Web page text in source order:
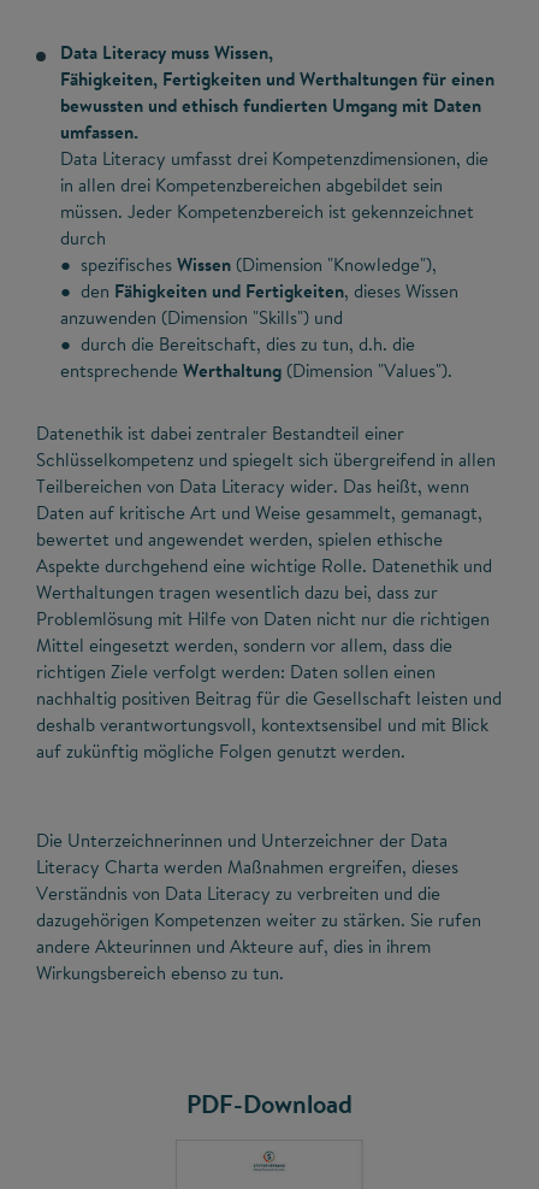
Data Literacy muss Wissen,
Fähigkeiten, Fertigkeiten und Werthaltungen für einen
bewussten und ethisch fundierten Umgang mit Daten
umfassen.
Data Literacy umfasst drei Kompetenzdimensionen, die
in allen drei Kompetenzbereichen abgebildet sein
müssen. Jeder Kompetenzbereich ist gekennzeichnet
durch
● spezifischesWissen (Dimension "Knowledge"),
● den Fähigkeiten und Fertigkeiten, dieses Wissen
anzuwenden (Dimension "Skills") und
● durch die Bereitschaft, dies zu tun, d.h. die
entsprechende Werthaltung (Dimension "Values").
Datenethik ist dabei zentraler Bestandteil einer
Schlüsselkompetenz und spiegelt sich übergreifend in allen
Teilbereichen von Data Literacy wider. Das heißt, wenn
Daten auf kritische Art und Weise gesammelt, gemanagt,
bewertet und angewendet werden, spielen ethische
Aspekte durchgehend eine wichtige Rolle. Datenethik und
Werthaltungen tragen wesentlich dazu bei, dass zur
Problemlösung mit Hilfe von Daten nicht nur die richtigen
Mittel eingesetzt werden, sondern vor allem, dass die
richtigen Ziele verfolgt werden: Daten sollen einen
nachhaltig positiven Beitrag für die Gesellschaft leisten und
deshalb verantwortungsvoll, kontextsensibel und mit Blick
auf zukünftig mögliche Folgen genutzt werden.
Die Unterzeichnerinnen und Unterzeichner der Data
Literacy Charta werden Maßnahmen ergreifen, dieses
Verständnis von Data Literacy zu verbreiten und die
dazugehörigen Kompetenzen weiter zu stärken. Sie rufen
andere Akteurinnen und Akteure auf, dies in ihrem
Wirkungsbereich ebenso zu tun.
PDF-Download